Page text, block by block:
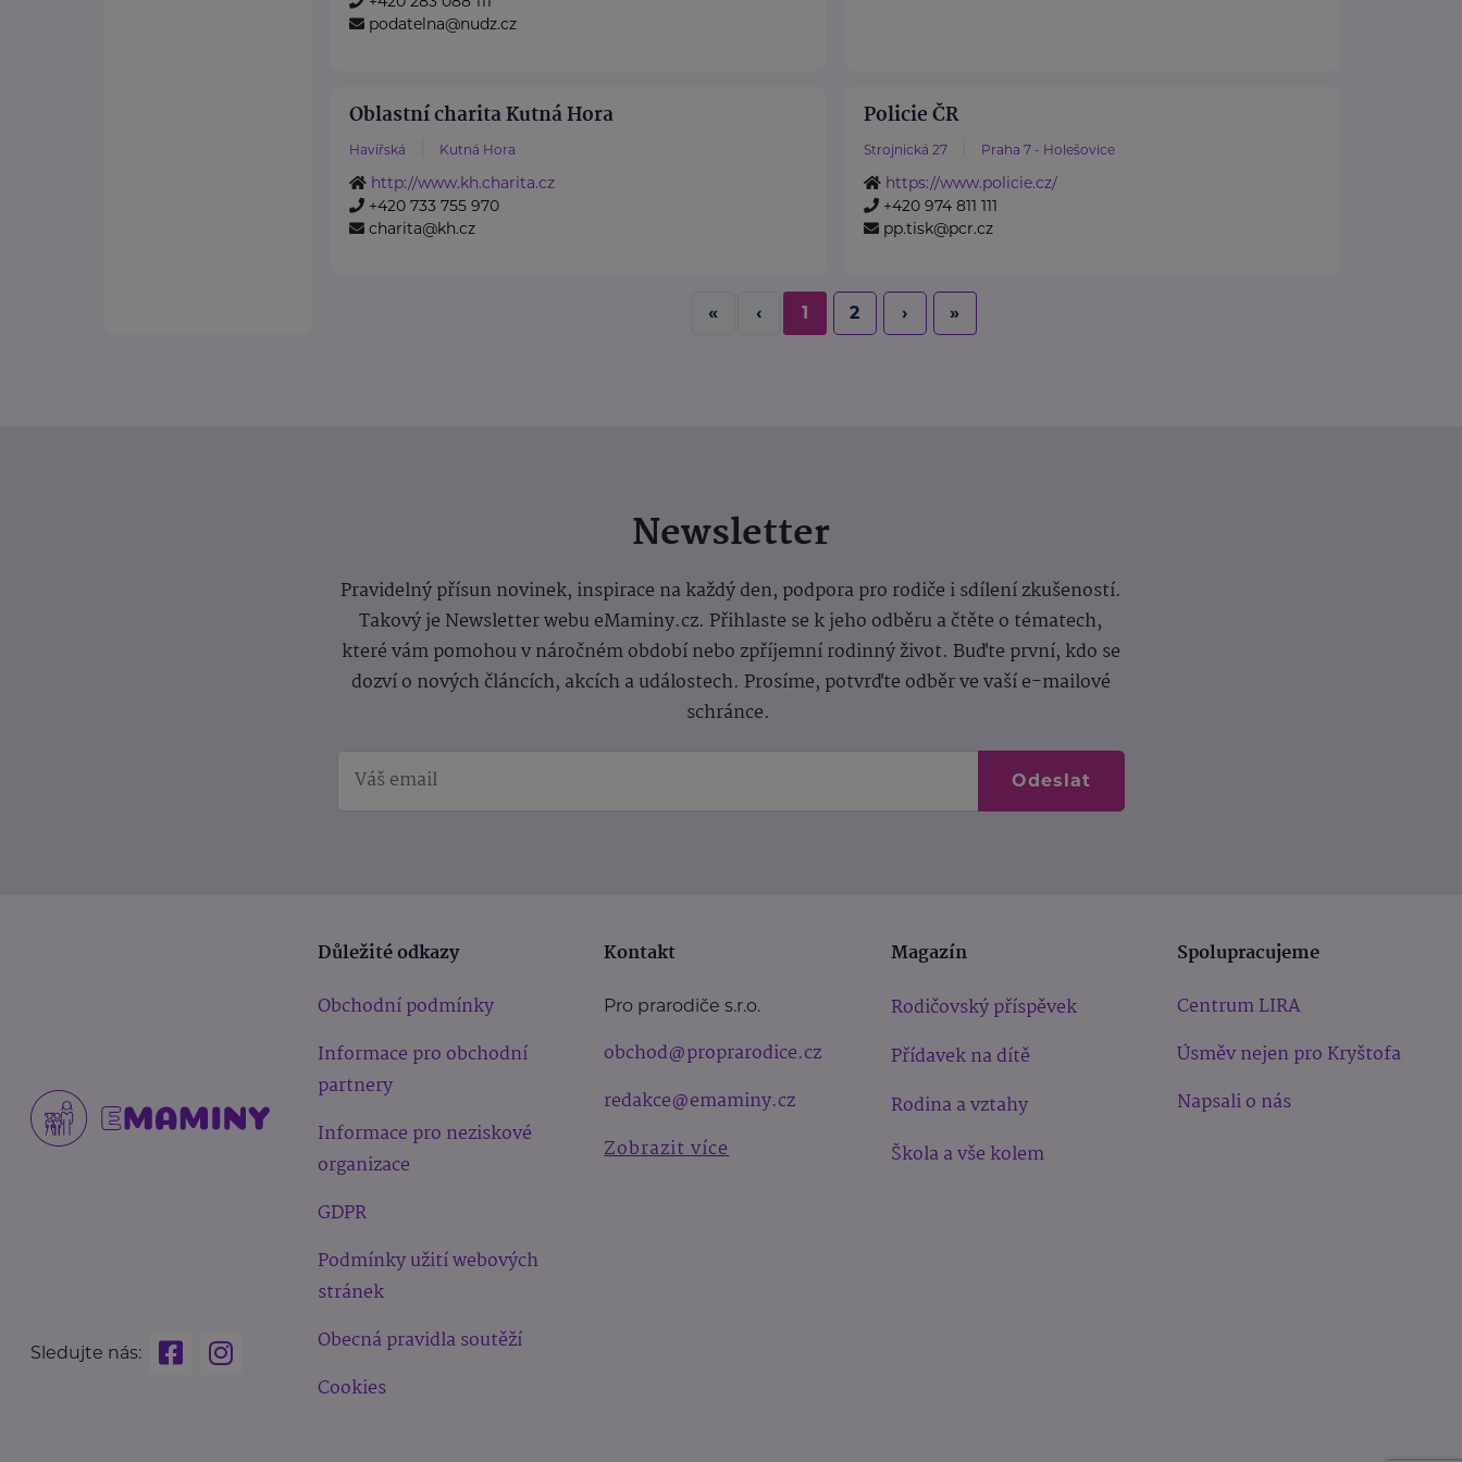
podatelna@nudz.cz
Oblastní charita Kutná Hora
Havířská Kutná Hora
http://www.kh.charita.cz
+420 733 755 970
charita@kh.cz
Policie ČR
Strojnická 27 Praha 7 - Holešovice
https://www.policie.cz/
+420 974 811 111
pp.tisk@pcr.cz
« ‹ 1 2 › »
Newsletter
Pravidelný přísun novinek, inspirace na každý den, podpora pro rodiče i sdílení zkušeností.
Takový je Newsletter webu eMaminy.cz. Přihlaste se k jeho odběru a čtěte o tématech,
které vám pomohou v náročném období nebo zpříjemní rodinný život. Buďte první, kdo se
dozví o nových článcích, akcích a událostech. Prosíme, potvrďte odběr ve vaší e-mailové
schránce.
Odeslat
Sledujte nás:
Důležité odkazy
Obchodní podmínky
Informace pro obchodní
partnery
Informace pro neziskové
organizace
GDPR
Podmínky užití webových
stránek
Obecná pravidla soutěží
Cookies
Kontakt
Pro prarodiče s.r.o.
obchod@proprarodice.cz
redakce@emaminy.cz
Zobrazit více
Magazín
Rodičovský příspěvek
Přídavek na dítě
Rodina a vztahy
Škola a vše kolem
Spolupracujeme
Centrum LIRA
Úsměv nejen pro Kryštofa
Napsali o nás